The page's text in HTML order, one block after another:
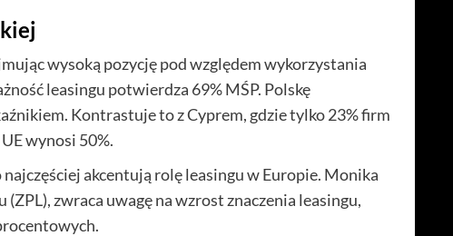
wysoką pozycję pod względem wykorzystania
leasingu potwierdza 69% MŚP. Polskę
Kontrastuje to z Cyprem, gdzie tylko 23% firm
wynosi 50%.
akcentują rolę leasingu w Europie. Monika
zwraca uwagę na wzrost znaczenia leasingu,